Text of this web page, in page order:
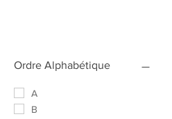
Ordre Alphabétique
A
B